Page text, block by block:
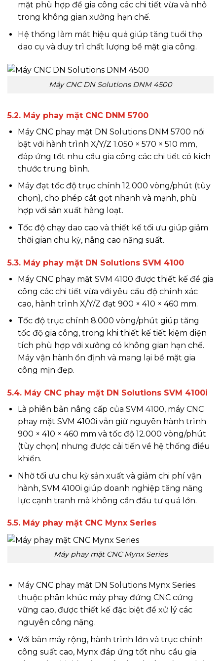
mặt phù hợp để gia công các chi tiết vừa và nhỏ
trong không gian xưởng hạn chế.
Hệ thống làm mát hiệu quả giúp tăng tuổi thọ
dao cụ và duy trì chất lượng bề mặt gia công.
Máy CNC DN Solutions DNM 4500
5.2. Máy phay mặt CNC DNM 5700
Máy CNC phay mặt DN Solutions DNM 5700 nổi
bật với hành trình X/Y/Z 1.050 × 570 × 510 mm,
đáp ứng tốt nhu cầu gia công các chi tiết có kích
thước trung bình.
Máy đạt tốc độ trục chính 12.000 vòng/phút (tùy
chọn), cho phép cắt gọt nhanh và mạnh, phù
hợp với sản xuất hàng loạt.
Tốc độ chạy dao cao và thiết kế tối ưu giúp giảm
thời gian chu kỳ, nâng cao năng suất.
5.3. Máy phay mặt DN Solutions SVM 4100
Máy CNC phay mặt SVM 4100 được thiết kế để gia
công các chi tiết vừa với yêu cầu độ chính xác
cao, hành trình X/Y/Z đạt 900 × 410 × 460 mm.
Tốc độ trục chính 8.000 vòng/phút giúp tăng
tốc độ gia công, trong khi thiết kế tiết kiệm diện
tích phù hợp với xưởng có không gian hạn chế.
Máy vận hành ổn định và mang lại bề mặt gia
công mịn đẹp.
5.4. Máy CNC phay mặt DN Solutions SVM 4100i
Là phiên bản nâng cấp của SVM 4100, máy CNC
phay mặt SVM 4100i vẫn giữ nguyên hành trình
900 × 410 × 460 mm và tốc độ 12.000 vòng/phút
(tùy chọn) nhưng được cải tiến về hệ thống điều
khiển.
Nhờ tối ưu chu kỳ sản xuất và giảm chi phí vận
hành, SVM 4100i giúp doanh nghiệp tăng năng
lực cạnh tranh mà không cần đầu tư quá lớn.
5.5. Máy phay mặt CNC Mynx Series
Máy phay mặt CNC Mynx Series
Máy CNC phay mặt DN Solutions Mynx Series
thuộc phân khúc máy phay đứng CNC cứng
vững cao, được thiết kế đặc biệt để xử lý các
nguyên công nặng.
Với bàn máy rộng, hành trình lớn và trục chính
công suất cao, Mynx đáp ứng tốt nhu cầu gia